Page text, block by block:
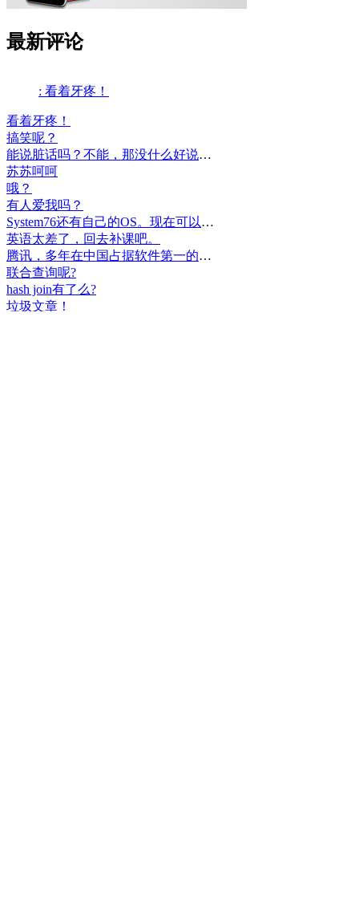
最新评论
: 看着牙疼！
看着牙疼！
搞笑呢？
能说脏话吗？不能，那没什么好说的了！
苏苏呵呵
哦？
有人爱我吗？
System76还有自己的OS。现在可以递送到很多地区了。
英语太差了，回去补课吧。
腾讯，多年在中国占据软件第一的位置，可惜，除了QQ、微信外，什么都没有做出来。
联合查询呢?
hash join有了么?
垃圾文章！